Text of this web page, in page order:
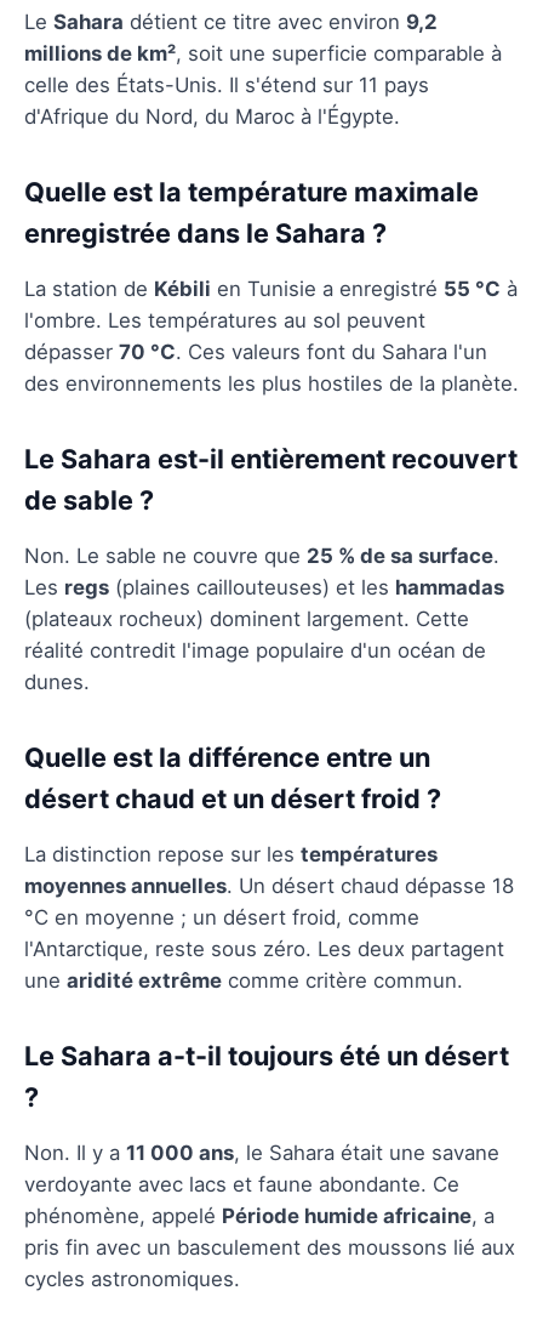
Le Sahara détient ce titre avec environ 9,2
millions de km², soit une superficie comparable à
celle des États-Unis. Il s'étend sur 11 pays
d'Afrique du Nord, du Maroc à l'Égypte.
Quelle est la température maximale
enregistrée dans le Sahara ?
La station de Kébili en Tunisie a enregistré 55 °C à
l'ombre. Les températures au sol peuvent
dépasser 70 °C. Ces valeurs font du Sahara l'un
des environnements les plus hostiles de la planète.
Le Sahara est-il entièrement recouvert
de sable ?
Non. Le sable ne couvre que 25 % de sa surface.
Les regs (plaines caillouteuses) et les hammadas
(plateaux rocheux) dominent largement. Cette
réalité contredit l'image populaire d'un océan de
dunes.
Quelle est la différence entre un
désert chaud et un désert froid ?
La distinction repose sur les températures
moyennes annuelles. Un désert chaud dépasse 18
°C en moyenne ; un désert froid, comme
l'Antarctique, reste sous zéro. Les deux partagent
une aridité extrême comme critère commun.
Le Sahara a-t-il toujours été un désert
?
Non. Il y a 11 000 ans, le Sahara était une savane
verdoyante avec lacs et faune abondante. Ce
phénomène, appelé Période humide africaine, a
pris fin avec un basculement des moussons lié aux
cycles astronomiques.